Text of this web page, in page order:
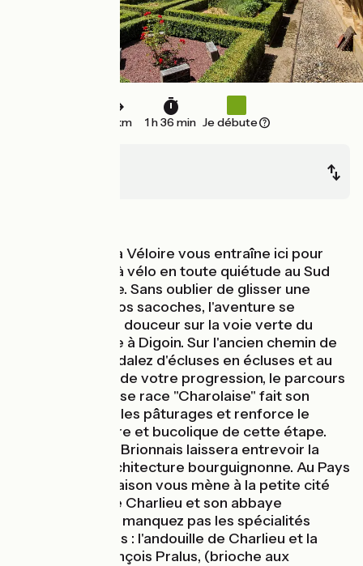
24 km 1 h 36 min Je débute
L'itinéraire de La Véloire vous entraîne ici pour
une immersion à vélo en toute quiétude au Sud
de la Bourgogne. Sans oublier de glisser une
praluline dans vos sacoches, l'aventure se
poursuit tout en douceur sur la voie verte du
canal de Roanne à Digoin. Sur l'ancien chemin de
halage, vous pédalez d'écluses en écluses et au
fur et à mesure de votre progression, le parcours
revêt. La fameuse race "Charolaise" fait son
apparition dans les pâturages et renforce le
cadre champêtre et bucolique de cette étape.
Cette partie du Brionnais laissera entrevoir la
richesse de l'architecture bourguignonne. Au Pays
du Sornin, une liaison vous mène à la petite cité
de caractère de Charlieu et son abbaye
bénédictine. Ne manquez pas les spécialités
culinaires locales : l'andouille de Charlieu et la
praluline de François Pralus, (brioche aux